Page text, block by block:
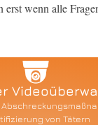
erst wenn alle
von Tätern